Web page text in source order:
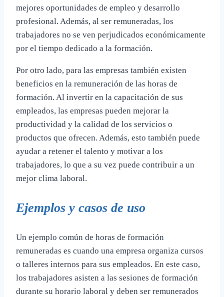
mejores oportunidades de empleo y desarrollo
profesional. Además, al ser remuneradas, los
trabajadores no se ven perjudicados económicamente
por el tiempo dedicado a la formación.
Por otro lado, para las empresas también existen
beneficios en la remuneración de las horas de
formación. Al invertir en la capacitación de sus
empleados, las empresas pueden mejorar la
productividad y la calidad de los servicios o
productos que ofrecen. Además, esto también puede
ayudar a retener el talento y motivar a los
trabajadores, lo que a su vez puede contribuir a un
mejor clima laboral.
Ejemplos y casos de uso
Un ejemplo común de horas de formación
remuneradas es cuando una empresa organiza cursos
o talleres internos para sus empleados. En este caso,
los trabajadores asisten a las sesiones de formación
durante su horario laboral y deben ser remunerados